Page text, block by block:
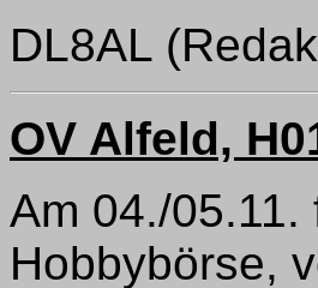
DL8AL
OV Alfeld,
Am 04./
Hobbybörse,